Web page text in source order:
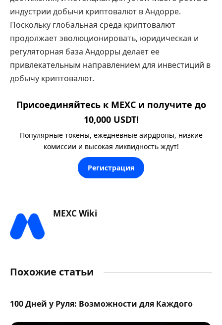
индустрии добычи криптовалют в Андорре.
Поскольку глобальная среда криптовалют
продолжает эволюционировать, юридическая и
регуляторная база Андорры делает ее
привлекательным направлением для инвестиций в
добычу криптовалют.
Присоединяйтесь к MEXC и получите до
10,000 USDT!
Популярные токены, ежедневные аирдропы, низкие
комиссии и высокая ликвидность ждут!
Регистрация
MEXC Wiki
Похожие статьи
100 Дней у Руля: Возможности для Каждого